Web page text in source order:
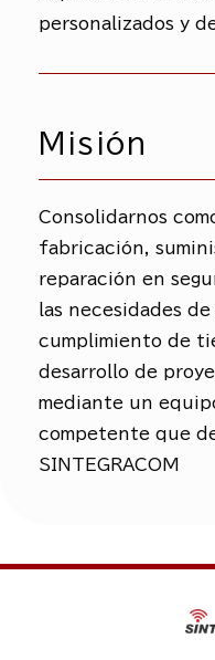
personalizados y
Misión
Consolidarnos
fabricación,
reparación en
las necesidades
cumplimiento de
desarrollo de
mediante un
competente que
SINTEGRACOM